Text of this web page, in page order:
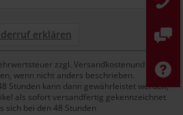
erklären
zzgl. Versandkostenund ggf.
wenn nicht anders beschrieben.
Stunden kann dann gewährleistet werden,
als sofort versandfertig gekennzeichnet
sich bei den 48 Stunden